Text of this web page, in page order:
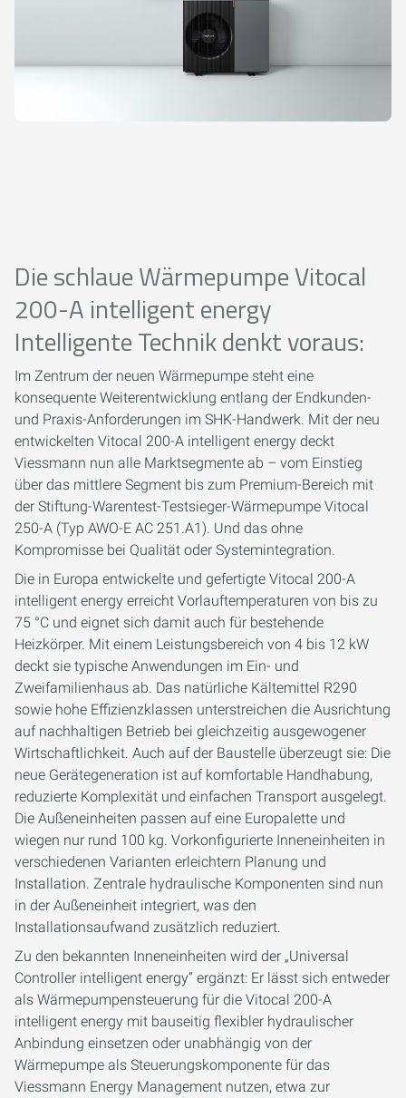
Die schlaue Wärmepumpe Vitocal
200-A intelligent energy
Intelligente Technik denkt voraus:
Im Zentrum der neuen Wärmepumpe steht eine
konsequente Weiterentwicklung entlang der Endkunden-
und Praxis-Anforderungen im SHK-Handwerk. Mit der neu
entwickelten Vitocal 200-A intelligent energy deckt
Viessmann nun alle Marktsegmente ab – vom Einstieg
über das mittlere Segment bis zum Premium-Bereich mit
der Stiftung-Warentest-Testsieger-Wärmepumpe Vitocal
250-A (Typ AWO-E AC 251.A1). Und das ohne
Kompromisse bei Qualität oder Systemintegration.
Die in Europa entwickelte und gefertigte Vitocal 200-A
intelligent energy erreicht Vorlauftemperaturen von bis zu
75 °C und eignet sich damit auch für bestehende
Heizkörper. Mit einem Leistungsbereich von 4 bis 12 kW
deckt sie typische Anwendungen im Ein- und
Zweifamilienhaus ab. Das natürliche Kältemittel R290
sowie hohe Effizienzklassen unterstreichen die Ausrichtung
auf nachhaltigen Betrieb bei gleichzeitig ausgewogener
Wirtschaftlichkeit. Auch auf der Baustelle überzeugt sie: Die
neue Gerätegeneration ist auf komfortable Handhabung,
reduzierte Komplexität und einfachen Transport ausgelegt.
Die Außeneinheiten passen auf eine Europalette und
wiegen nur rund 100 kg. Vorkonfigurierte Inneneinheiten in
verschiedenen Varianten erleichtern Planung und
Installation. Zentrale hydraulische Komponenten sind nun
in der Außeneinheit integriert, was den
Installationsaufwand zusätzlich reduziert.
Zu den bekannten Inneneinheiten wird der „Universal
Controller intelligent energy“ ergänzt: Er lässt sich entweder
als Wärmepumpensteuerung für die Vitocal 200-A
intelligent energy mit bauseitig flexibler hydraulischer
Anbindung einsetzen oder unabhängig von der
Wärmepumpe als Steuerungskomponente für das
Viessmann Energy Management nutzen, etwa zur